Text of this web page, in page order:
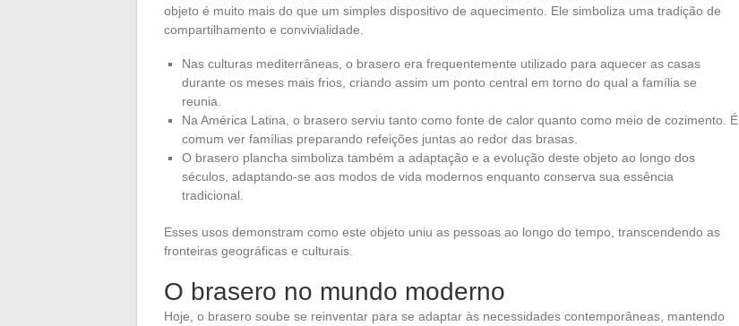
objeto é muito mais do que um simples dispositivo de aquecimento. Ele simboliza uma tradição de
compartilhamento e convivialidade.
Nas culturas mediterrâneas, o brasero era frequentemente utilizado para aquecer as casas
durante os meses mais frios, criando assim um ponto central em torno do qual a família se
reunia.
Na América Latina, o brasero serviu tanto como fonte de calor quanto como meio de cozimento. É
comum ver famílias preparando refeições juntas ao redor das brasas.
O brasero plancha simboliza também a adaptação e a evolução deste objeto ao longo dos
séculos, adaptando-se aos modos de vida modernos enquanto conserva sua essência
tradicional.
Esses usos demonstram como este objeto uniu as pessoas ao longo do tempo, transcendendo as
fronteiras geográficas e culturais.
O brasero no mundo moderno
Hoje, o brasero soube se reinventar para se adaptar às necessidades contemporâneas, mantendo